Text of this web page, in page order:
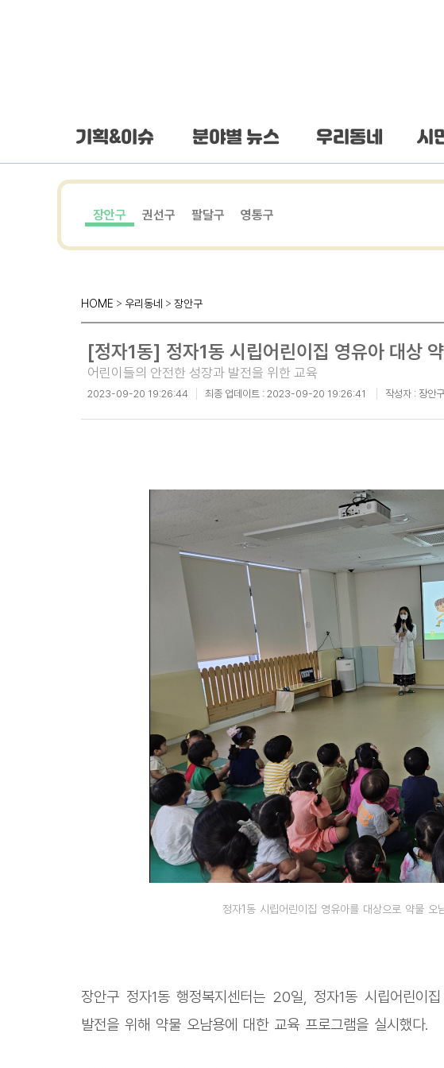
기획&이슈 분야별 뉴스 우리동네 시
장안구 권선구 팔달구 영통구
HOME > 우리동네 > 장안구
[정자1동] 정자1동 시립어린이집 영유아 대상
어린이들의 안전한 성장과 발전을 위한 교육
2023-09-20 19:26:44 최종 업데이트 : 2023-09-20 19:26:41 작성자 : 장안
정자1동 시립어린이집 영유아를 대상으로 약물 오
장안구 정자1동 행정복지센터는 20일, 정자1동 시립어린이
발전을 위해 약물 오남용에 대한 교육 프로그램을 실시했다.